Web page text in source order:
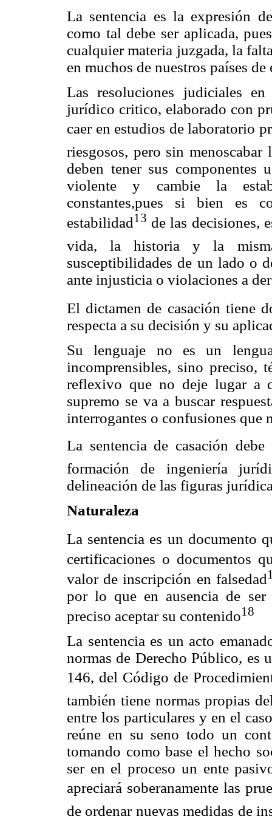
La sentencia es la expresión
como tal debe ser aplicada,
cualquier materia juzgada, la
en muchos de nuestros países
Las resoluciones judiciales
jurídico critico, elaborado con
caer en estudios de
riesgosos, pero sin
deben tener sus componentes
violente y cambie la
constantes,pues si bien es
estabilidad13 de las decisiones,
vida, la historia y la
susceptibilidades de un lado o
ante injusticia o violaciones a
El dictamen de casación tiene
respecta a su decisión y su
Su lenguaje no es un
incomprensibles, sino preciso,
reflexivo que no deje lugar a
supremo se va a buscar
interrogantes o confusiones que
La sentencia de casación
formación de ingeniería
delineación de las figuras
Naturaleza
La sentencia es un documento
certificaciones o documentos
valor de inscripción en falsedad
por lo que en ausencia de ser
preciso aceptar su contenido18
La sentencia es un acto
normas de Derecho Público, es
146, del Código de
también tiene normas propias
entre los particulares y en el
reúne en su seno todo un
tomando como base el hecho
ser en el proceso un ente
apreciará soberanamente las
de ordenar nuevas medidas de